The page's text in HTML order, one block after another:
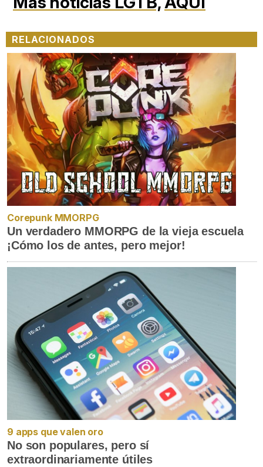
RELACIONADOS
Corepunk MMORPG
Un verdadero MMORPG de la vieja escuela
¡Cómo los de antes, pero mejor!
9 apps que valen oro
No son populares, pero sí
extraordinariamente útiles